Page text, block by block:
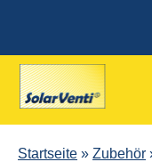
Startseite » Zubehör